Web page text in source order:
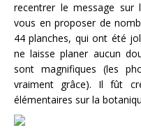
recentrer le message sur
vous en proposer de
44 planches, qui ont été
ne laisse planer aucun
sont magnifiques (les
vraiment grâce). Il fût
élémentaires sur la